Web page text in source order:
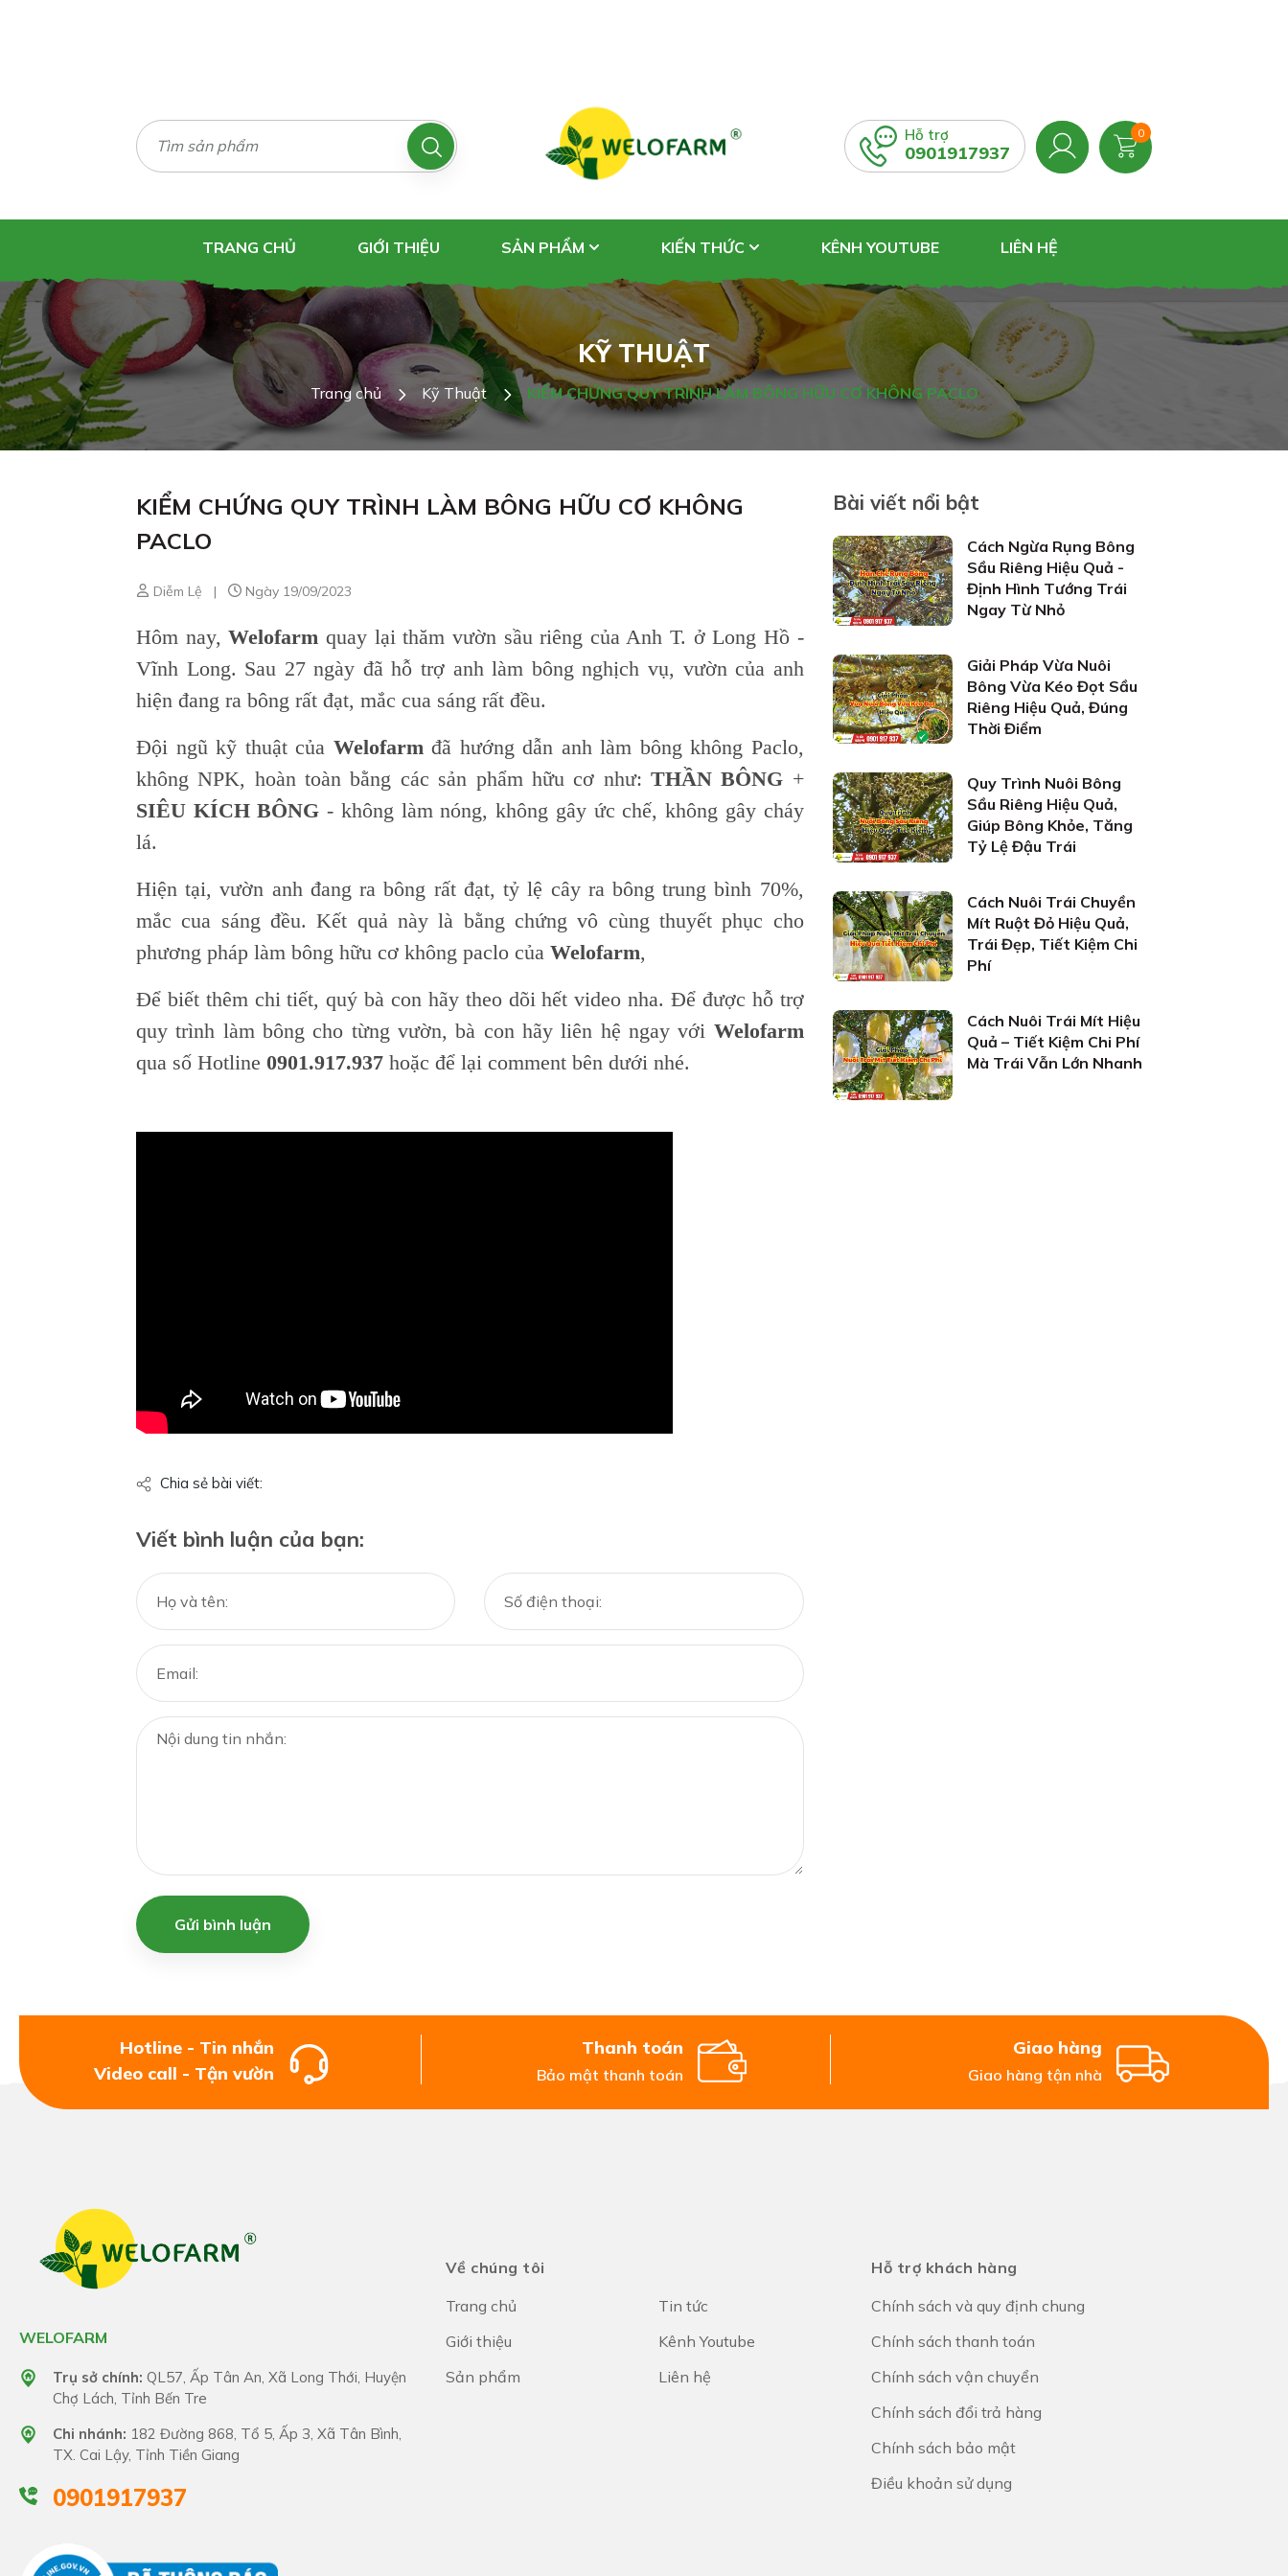
Hỗ trợ
0901917937
0
TRANG CHỦ GIỚI THIỆU SẢN PHẨM KIẾN THỨC KÊNH YOUTUBE LIÊN HỆ
KỸ THUẬT
Trang chủ Kỹ Thuật KIỂM CHỨNG QUY TRÌNH LÀM BÔNG HỮU CƠ KHÔNG PACLO
KIỂM CHỨNG QUY TRÌNH LÀM BÔNG HỮU CƠ KHÔNG
PACLO
Diễm Lệ | Ngày 19/09/2023
Hôm nay,Welofarm quay lại thăm vườn sầu riêng của Anh T. ở Long Hồ -
Vĩnh Long. Sau 27 ngày đã hỗ trợ anh làm bông nghịch vụ, vườn của anh
hiện đang ra bông rất đạt, mắc cua sáng rất đều.
Đội ngũ kỹ thuật của Welofarmđã hướng dẫn anh làm bông không Paclo,
không NPK, hoàn toàn bằng các sản phẩm hữu cơ như: THẦN BÔNG +
SIÊU KÍCH BÔNG - không làm nóng, không gây ức chế, không gây cháy
lá.
Hiện tại, vườn anh đang ra bông rất đạt, tỷ lệ cây ra bông trung bình 70%,
mắc cua sáng đều. Kết quả này là bằng chứng vô cùng thuyết phục cho
phương pháp làm bông hữu cơ không paclo của Welofarm,
Để biết thêm chi tiết, quý bà con hãy theo dõi hết video nha. Để được hỗ trợ
quy trình làm bông cho từng vườn, bà con hãy liên hệ ngay với Welofarm
qua số Hotline 0901.917.937 hoặc để lại comment bên dưới nhé.
Chia sẻ bài viết:
Viết bình luận của bạn:
Gửi bình luận
Bài viết nổi bật
Cách Ngừa Rụng Bông
Sầu Riêng Hiệu Quả -
Định Hình Tướng Trái
Ngay Từ Nhỏ
Giải Pháp Vừa Nuôi
Bông Vừa Kéo Đọt Sầu
Riêng Hiệu Quả, Đúng
Thời Điểm
Quy Trình Nuôi Bông
Sầu Riêng Hiệu Quả,
Giúp Bông Khỏe, Tăng
Tỷ Lệ Đậu Trái
Cách Nuôi Trái Chuyền
Mít Ruột Đỏ Hiệu Quả,
Trái Đẹp, Tiết Kiệm Chi
Phí
Cách Nuôi Trái Mít Hiệu
Quả – Tiết Kiệm Chi Phí
Mà Trái Vẫn Lớn Nhanh
Hotline - Tin nhắn
Video call - Tận vườn
Thanh toán
Bảo mật thanh toán
Giao hàng
Giao hàng tận nhà
WELOFARM
Trụ sở chính: QL57, Ấp Tân An, Xã Long Thới, Huyện
Chợ Lách, Tỉnh Bến Tre
Chi nhánh: 182 Đường 868, Tổ 5, Ấp 3, Xã Tân Bình,
TX. Cai Lậy, Tỉnh Tiền Giang
0901917937
Về chúng tôi
Trang chủ
Giới thiệu
Sản phẩm
Tin tức
Kênh Youtube
Liên hệ
Hỗ trợ khách hàng
Chính sách và quy định chung
Chính sách thanh toán
Chính sách vận chuyển
Chính sách đổi trả hàng
Chính sách bảo mật
Điều khoản sử dụng